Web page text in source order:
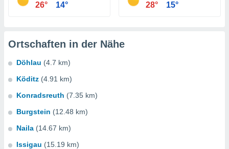
26° 14° 28° 15°
Ortschaften in der Nähe
Döhlau (4.7 km)
Köditz (4.91 km)
Konradsreuth (7.35 km)
Burgstein (12.48 km)
Naila (14.67 km)
Issigau (15.19 km)